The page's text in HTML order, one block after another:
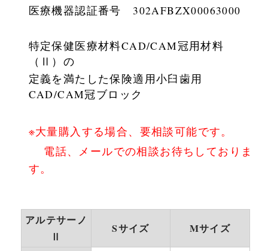
医療機器認証番号 302AFBZX00063000
特定保健医療材料CAD/CAM冠用材料
（Ⅱ）の
定義を満たした保険適用小臼歯用
CAD/CAM冠ブロック
※大量購入する場合、要相談可能です。
電話、メールでの相談お待ちしておりま
す。
アルテサーノ
Ⅱ
Sサイズ Mサイズ